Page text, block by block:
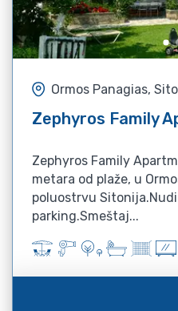
Ormos Panagias,
Zephyros Family
Zephyros Family
metara od plaže, u
poluostrvu
parking.Smeštaj...